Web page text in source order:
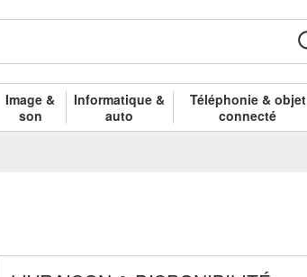
Image &
son
Informatique &
auto
Téléphonie & objet
connecté